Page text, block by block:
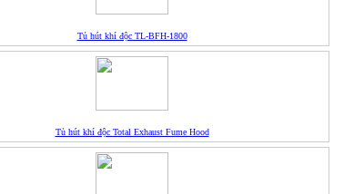
Tủ hút khí độc TL-BFH-1800
Tủ hút khí độc Total Exhaust Fume Hood